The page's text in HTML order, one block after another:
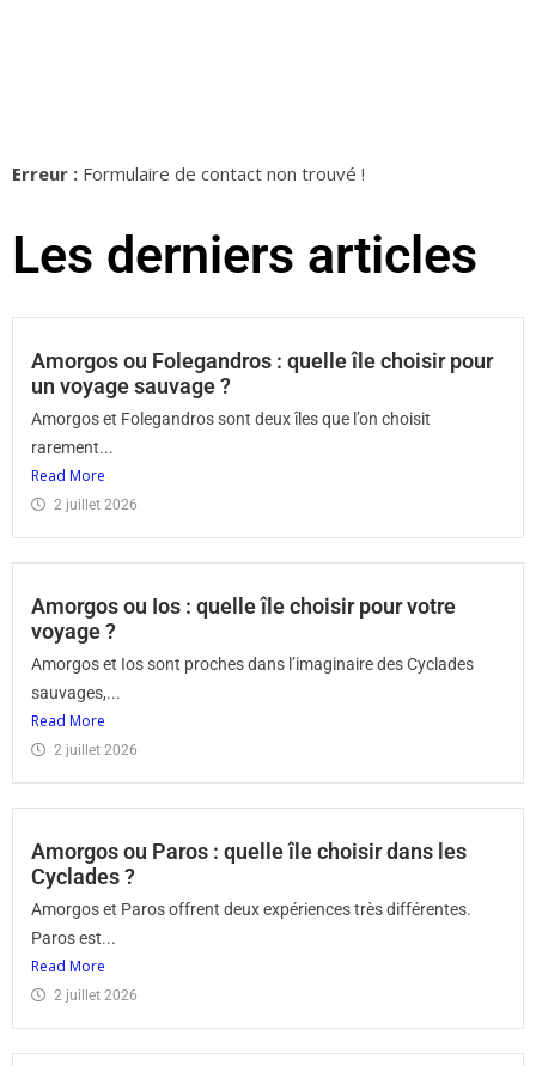
Erreur : Formulaire de contact non trouvé !
Les derniers articles
Amorgos ou Folegandros : quelle île choisir pour
un voyage sauvage ?
Amorgos et Folegandros sont deux îles que l’on choisit
rarement...
Read More
2 juillet 2026
Amorgos ou Ios : quelle île choisir pour votre
voyage ?
Amorgos et Ios sont proches dans l’imaginaire des Cyclades
sauvages,...
Read More
2 juillet 2026
Amorgos ou Paros : quelle île choisir dans les
Cyclades ?
Amorgos et Paros offrent deux expériences très différentes.
Paros est...
Read More
2 juillet 2026